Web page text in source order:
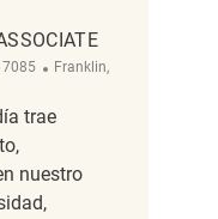
Ubicación
Franklin,
trae
nuestro